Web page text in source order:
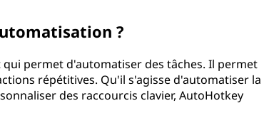
?
permet d'automatiser des tâches. Il permet
répétitives. Qu'il s'agisse d'automatiser la
des raccourcis clavier, AutoHotkey